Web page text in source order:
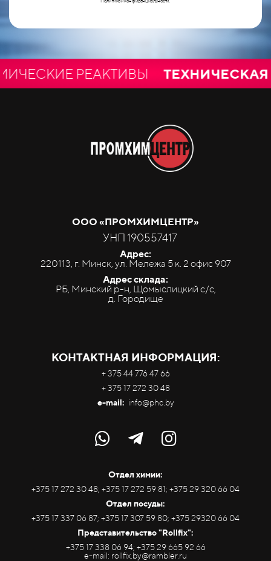
РЕАКТИВЫТЕХНИЧЕСКАЯ И
ООО «ПРОМХИМЦЕНТР»
УНП 190557417
Адрес:
220113, г. Минск, ул. Мележа 5 к. 2 офис 907
Адрес склада:
РБ, Минский р-н, Щомыслицкий с/с,
д. Городище
КОНТАКТНАЯ ИНФОРМАЦИЯ:
+ 375 44 776 47 66
+ 375 17 272 30 48
e-mail: info@phc.by
Отдел химии:
+375 17 272 30 48; +375 17 272 59 81; +375 29 320 66 04
Отдел посуды:
+375 17 337 06 87; +375 17 307 59 80; +375 29320 66 04
Представительство "Rollfix":
+375 17 338 06 94; +375 29 665 92 66
e-mail: rollfix.by@rambler.ru